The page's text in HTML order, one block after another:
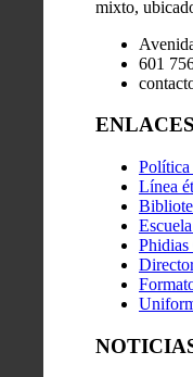
mixto,
601
Política
Línea